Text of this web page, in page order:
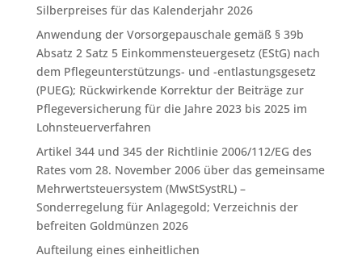
Silberpreises für das Kalenderjahr 2026
Anwendung der Vorsorgepauschale gemäß § 39b
Absatz 2 Satz 5 Einkommensteuergesetz (EStG) nach
dem Pflegeunterstützungs- und -entlastungsgesetz
(PUEG); Rückwirkende Korrektur der Beiträge zur
Pflegeversicherung für die Jahre 2023 bis 2025 im
Lohnsteuerverfahren
Artikel 344 und 345 der Richtlinie 2006/112/EG des
Rates vom 28. November 2006 über das gemeinsame
Mehrwertsteuersystem (MwStSystRL) –
Sonderregelung für Anlagegold; Verzeichnis der
befreiten Goldmünzen 2026
Aufteilung eines einheitlichen